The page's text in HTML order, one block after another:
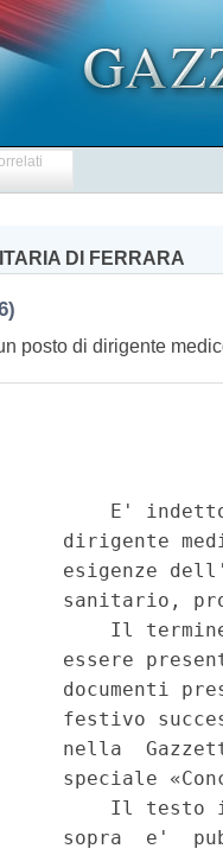
DI FERRARA
posto di dirigente